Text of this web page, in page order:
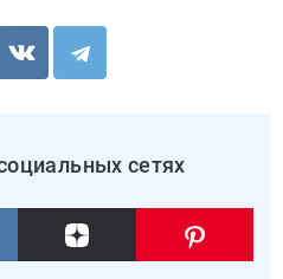
сетях